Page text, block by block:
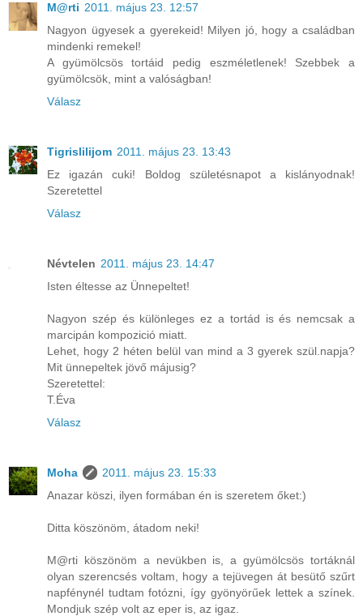
M@rti 2011. május 23. 12:57
Nagyon ügyesek a gyerekeid! Milyen jó, hogy a családban
mindenki remekel!
A gyümölcsös tortáid pedig eszméletlenek! Szebbek a
gyümölcsök, mint a valóságban!
Válasz
Tigrislilijom 2011. május 23. 13:43
Ez igazán cuki! Boldog születésnapot a kislányodnak!
Szeretettel
Válasz
Névtelen 2011. május 23. 14:47
Isten éltesse az Ünnepeltet!
Nagyon szép és különleges ez a tortád is és nemcsak a
marcipán kompozició miatt.
Lehet, hogy 2 héten belül van mind a 3 gyerek szül.napja?
Mit ünnepeltek jövő májusig?
Szeretettel:
T.Éva
Válasz
Moha
2011. május 23. 15:33
Anazar köszi, ilyen formában én is szeretem őket:)
Ditta köszönöm, átadom neki!
M@rti köszönöm a nevükben is, a gyümölcsös tortáknál
olyan szerencsés voltam, hogy a tejüvegen át besütő szűrt
napfénynél tudtam fotózni, így gyönyörűek lettek a színek.
Mondjuk szép volt az eper is, az igaz.